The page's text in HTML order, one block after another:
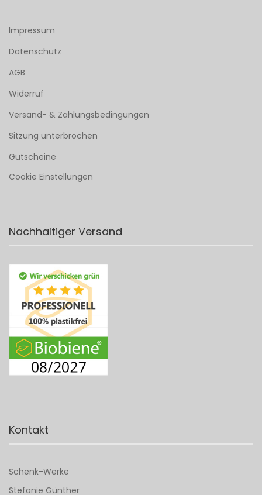
Impressum
Datenschutz
AGB
Widerruf
Versand- & Zahlungsbedingungen
Sitzung unterbrochen
Gutscheine
Cookie Einstellungen
Nachhaltiger Versand
Kontakt
Schenk-Werke
Stefanie Günther